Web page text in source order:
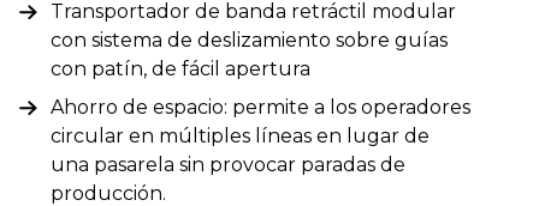
Transportador de banda retráctil modular
con sistema de deslizamiento sobre guías
con patín, de fácil apertura
Ahorro de espacio: permite a los operadores
circular en múltiples líneas en lugar de
una pasarela sin provocar paradas de
producción.